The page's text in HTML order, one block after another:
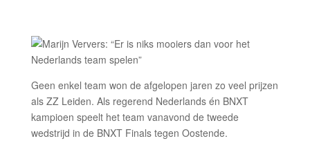
Geen enkel team won de afgelopen jaren zo veel prijzen
als ZZ Leiden. Als regerend Nederlands én BNXT
kampioen speelt het team vanavond de tweede
wedstrijd in de BNXT Finals tegen Oostende.